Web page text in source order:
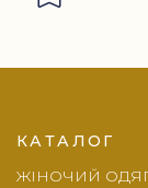
КАТАЛОГ
ЖІНОЧИЙ